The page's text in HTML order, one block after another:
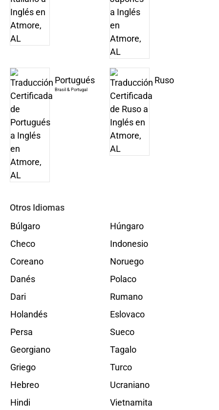
Portugués
Brasil & Portugal
Ruso
Otros Idiomas
Búlgaro
Checo
Coreano
Danés
Dari
Holandés
Persa
Georgiano
Griego
Hebreo
Hindi
Húngaro
Indonesio
Noruego
Polaco
Rumano
Eslovaco
Sueco
Tagalo
Turco
Ucraniano
Vietnamita